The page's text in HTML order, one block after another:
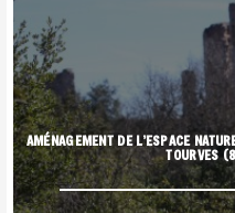
AMÉNAGEMENT DE L’ESPACE
TOURVES